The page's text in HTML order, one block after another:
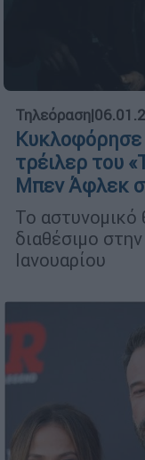
Τηλεόραση|
τρέιλερ του
Μπεν Άφλεκ
Το αστυνομικό
διαθέσιμο
Ιανουαρίου